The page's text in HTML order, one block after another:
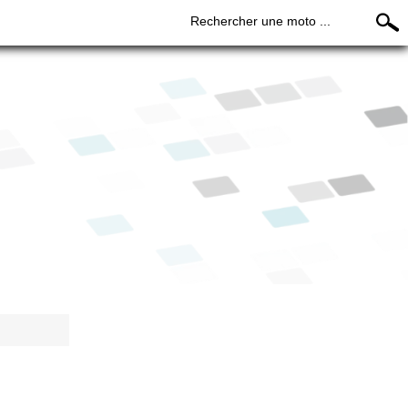
Rechercher une moto ...